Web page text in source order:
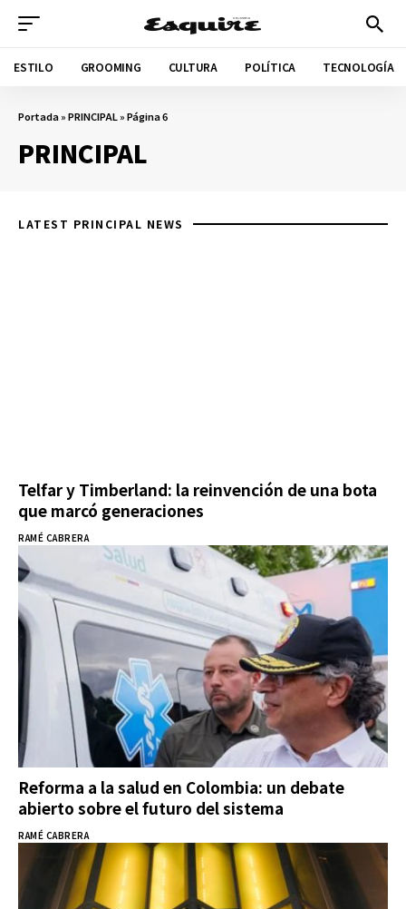
ESTILO GROOMING CULTURA POLÍTICA TECNOLOGÍA
Portada»PRINCIPAL »Página 6
PRINCIPAL
LATEST PRINCIPAL NEWS
Telfar y Timberland: la reinvención de una bota
que marcó generaciones
RAMÉ CABRERA
Reforma a la salud en Colombia: un debate
abierto sobre el futuro del sistema
RAMÉ CABRERA